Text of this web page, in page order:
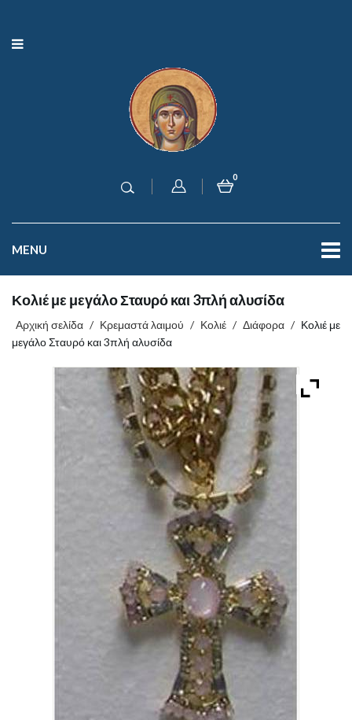
0
MENU
Κολιέ με μεγάλο Σταυρό και 3πλή αλυσίδα
Αρχική σελίδα / Κρεμαστά λαιμού / Κολιέ / Διάφορα / Κολιέ με
μεγάλο Σταυρό και 3πλή αλυσίδα